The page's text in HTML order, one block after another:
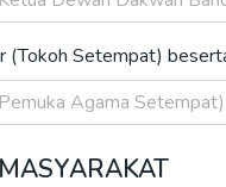
(Tokoh Setempat)